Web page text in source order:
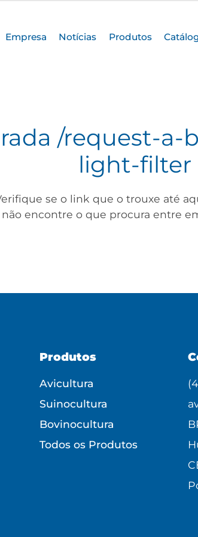
Empresa Notícias Produtos
/request-a-
light-filter
se o link que o trouxe até
não encontre o que procura entre
Produtos
Avicultura
Suinocultura
Bovinocultura
Todos os Produtos